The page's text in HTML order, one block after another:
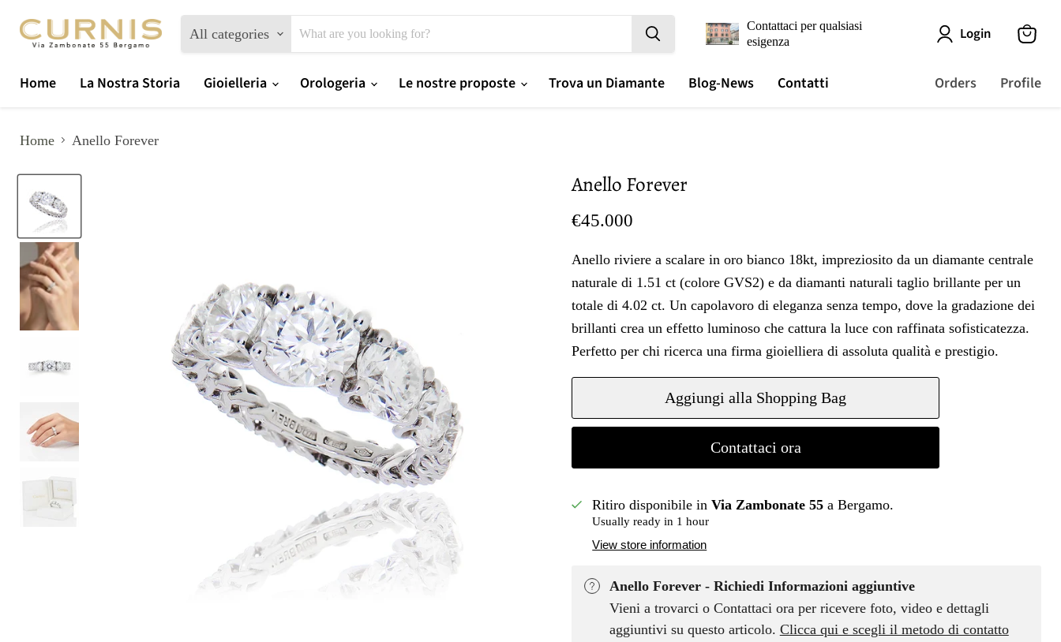
All categories
Contattaci per qualsiasi
esigenza
Login
Home La Nostra Storia Gioielleria Orologeria Le nostre proposte Trova un Diamante Blog-News Contatti Orders Profile
Home Anello Forever
Anello Forever
Prezzo oggi
€45.000
Anello riviere a scalare in oro bianco 18kt, impreziosito da un diamante centrale
naturale di 1.51 ct (colore GVS2) e da diamanti naturali taglio brillante per un
totale di 4.02 ct. Un capolavoro di eleganza senza tempo, dove la gradazione dei
brillanti crea un effetto luminoso che cattura la luce con raffinata sofisticatezza.
Perfetto per chi ricerca una firma gioielliera di assoluta qualità e prestigio.
Aggiungi alla Shopping Bag
Contattaci ora
Ritiro disponibile inVia Zambonate 55 a Bergamo.
Usually ready in 1 hour
View store information
Anello Forever - Richiedi Informazioni aggiuntive
Vieni a trovarci o Contattaci ora per ricevere foto, video e dettagli
aggiuntivi su questo articolo. Clicca qui e scegli il metodo di contatto